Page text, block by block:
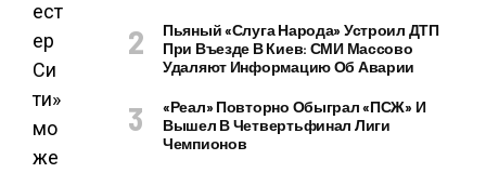
Пьяный «слуга Народа» Устроил ДТП
При Въезде В Киев: СМИ Массово
Удаляют Информацию Об Аварии
«Реал» Повторно Обыграл «ПСЖ» И
Вышел В Четвертьфинал Лиги
Чемпионов